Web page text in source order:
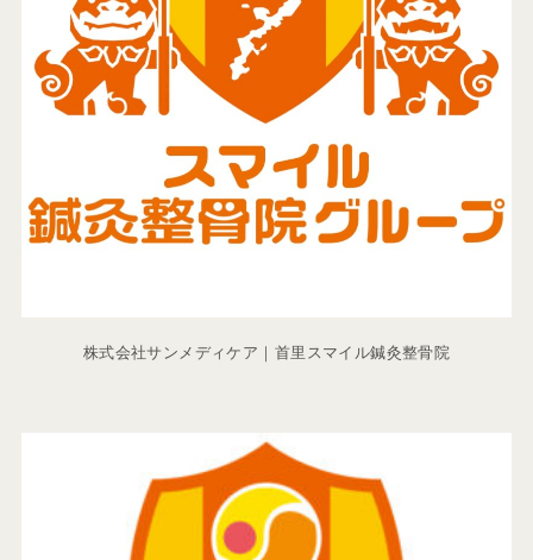
株式会社サンメディケア｜首里スマイル鍼灸整骨院